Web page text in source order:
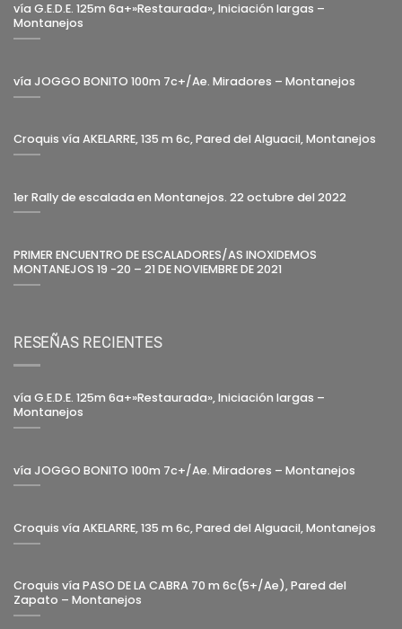
vía G.E.D.E. 125m 6a+»Restaurada», Iniciación largas –
Montanejos
vía JOGGO BONITO 100m 7c+/Ae. Miradores – Montanejos
Croquis vía AKELARRE, 135 m 6c, Pared del Alguacil, Montanejos
1er Rally de escalada en Montanejos. 22 octubre del 2022
PRIMER ENCUENTRO DE ESCALADORES/AS INOXIDEMOS
MONTANEJOS 19 -20 – 21 DE NOVIEMBRE DE 2021
RESEÑAS RECIENTES
vía G.E.D.E. 125m 6a+»Restaurada», Iniciación largas –
Montanejos
vía JOGGO BONITO 100m 7c+/Ae. Miradores – Montanejos
Croquis vía AKELARRE, 135 m 6c, Pared del Alguacil, Montanejos
Croquis vía PASO DE LA CABRA 70 m 6c(5+/Ae), Pared del
Zapato – Montanejos